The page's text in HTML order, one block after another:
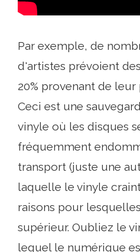
Par exemple, de
d'artistes prévoient
20% provenant de
Ceci est une
vinyle où les disques
fréquemment
transport (juste une
laquelle le vinyle
raisons pour
supérieur. Oubliez le
lequel le numérique